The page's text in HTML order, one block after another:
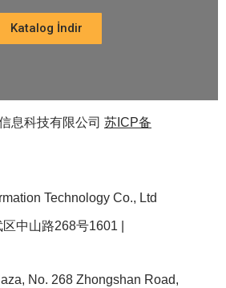
Katalog İndir
息科技有限公司 苏ICP备
Technology Co., Ltd
中山路268号1601 |
No. 268 Zhongshan Road,